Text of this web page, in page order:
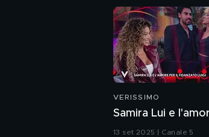
VERISSIMO
Samira Lui e
13 set 2025 | Canale 5